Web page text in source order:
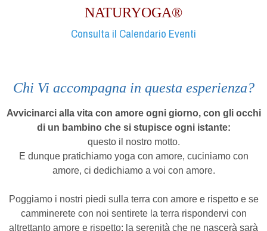
NATURYOGA®
Consulta il Calendario Eventi
Chi Vi accompagna in questa esperienza?
Avvicinarci alla vita con amore ogni giorno, con gli occhi
di un bambino che si stupisce ogni istante:
questo il nostro motto.
E dunque pratichiamo yoga con amore, cuciniamo con
amore, ci dedichiamo a voi con amore.
Poggiamo i nostri piedi sulla terra con amore e rispetto e se
camminerete con noi sentirete la terra rispondervi con
altrettanto amore e rispetto: la serenità che ne nascerà sarà